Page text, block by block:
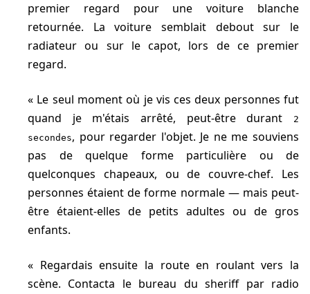
premier regard pour une voiture blanche
retournée. La voiture semblait debout sur le
radiateur ou sur le capot, lors de ce premier
regard.
Le seul moment où je vis ces deux personnes fut
quand je m'étais arrêté, peut-être durant
2
secondes, pour regarder l'objet. Je ne me souviens
pas de quelque forme particulière ou de
quelconques chapeaux, ou de couvre-chef. Les
personnes étaient de forme normale — mais peut-
être étaient-elles de petits adultes ou de gros
enfants.
Regardais ensuite la route en roulant vers la
scène. Contacta le bureau du sheriff par radio